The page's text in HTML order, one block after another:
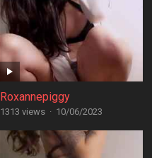
Roxannepiggy
1313 views · 10/06/2023